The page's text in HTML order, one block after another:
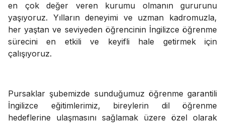
en çok değer veren kurumu olmanın gururunu
yaşıyoruz. Yılların deneyimi ve uzman kadromuzla,
her yaştan ve seviyeden öğrencinin İngilizce öğrenme
sürecini en etkili ve keyifli hale getirmek için
çalışıyoruz.
Pursaklar şubemizde sunduğumuz öğrenme garantili
İngilizce eğitimlerimiz, bireylerin dil öğrenme
hedeflerine ulaşmasını sağlamak üzere özel olarak